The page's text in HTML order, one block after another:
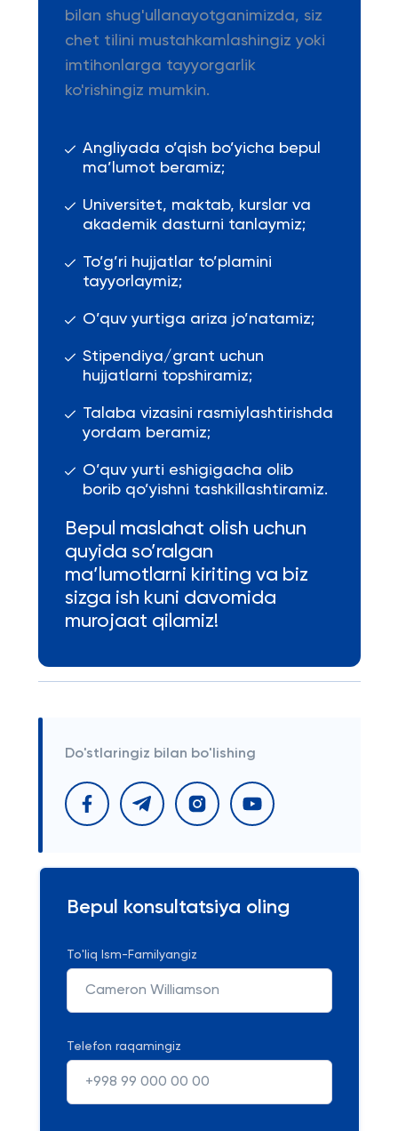
bilan shug'ullanayotganimizda, siz
chet tilini mustahkamlashingiz yoki
imtihonlarga tayyorgarlik
ko'rishingiz mumkin.
Angliyada o’qish bo’yicha bepul
ma’lumot beramiz;
Universitet, maktab, kurslar va
akademik dasturni tanlaymiz;
To’g’ri hujjatlar to’plamini
tayyorlaymiz;
O’quv yurtiga ariza jo’natamiz;
Stipendiya/grant uchun
hujjatlarni topshiramiz;
Talaba vizasini rasmiylashtirishda
yordam beramiz;
O’quv yurti eshigigacha olib
borib qo’yishni tashkillashtiramiz.
Bepul maslahat olish uchun
quyida so’ralgan
ma’lumotlarni kiriting va biz
sizga ish kuni davomida
murojaat qilamiz!
Do'stlaringiz bilan bo'lishing
Bepul konsultatsiya oling
To'liq Ism-Familyangiz
Telefon raqamingiz